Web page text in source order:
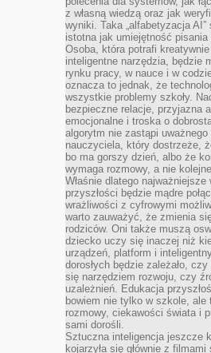
z własną wiedzą oraz jak
wyniki. Taka „alfabetyzacja
istotna jak umiejętność
Osoba, która potrafi
inteligentne narzędzia, będzie
rynku pracy, w nauce i w
oznacza to jednak, że
wszystkie problemy szkoły.
bezpieczne relacje, przyjazna
emocjonalne i troska o
algorytm nie zastąpi uważnego
nauczyciela, który dostrzeże,
bo ma gorszy dzień, albo że
wymaga rozmowy, a nie
Właśnie dlatego najważniejsze
przyszłości będzie mądre
wrażliwości z cyfrowymi
warto zauważyć, że zmienia
rodziców. Oni także muszą
dziecko uczy się inaczej niż
urządzeń, platform i
dorosłych będzie zależało,
się narzędziem rozwoju, czy
uzależnień. Edukacja
bowiem nie tylko w szkole, ale
rozmowy, ciekawości świata i
sami dorośli.
Sztuczna inteligencja jeszcze
kojarzyła się głównie z